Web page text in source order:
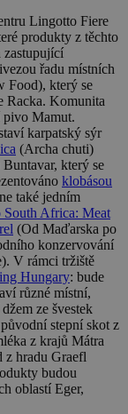
Lingotto Fiere
produkty z těchto
zastupující
řadu místních
Food), který se
Racka. Komunita
pivo Mamut.
karpatský sýr
(Archa chuti)
který se
klobásou
také jedním
Africa: Meat
(Od Maďarska po
konzervování
V rámci tržiště
Hungary: bude
různé místní,
ze švestek
stepní skot z
z krajů Mátra
z hradu Graefl
budou
oblastí Eger,